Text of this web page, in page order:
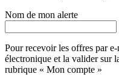
Nom de mon alerte
Pour recevoir les offres par
électronique et la valider sur
rubrique « Mon compte »